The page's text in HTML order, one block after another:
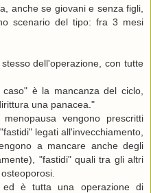
anche se giovani e senza figli,
scenario del tipo: fra 3 mesi
dell'operazione, con tutte
è la mancanza del ciclo,
una panacea."
vengono prescritti
legati all'invecchiamento,
a mancare anche degli
"fastidi" quali tra gli altri
è tutta una operazione di